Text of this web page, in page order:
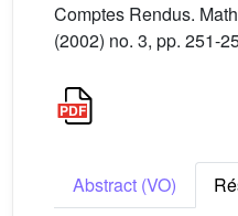
Comptes Rendus.
(2002) no. 3, pp. 251-
Abstract (VO)